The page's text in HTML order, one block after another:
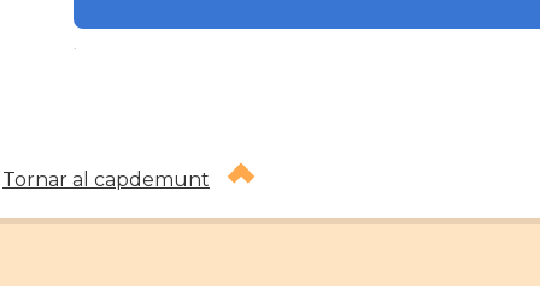
Tornar al capdemunt